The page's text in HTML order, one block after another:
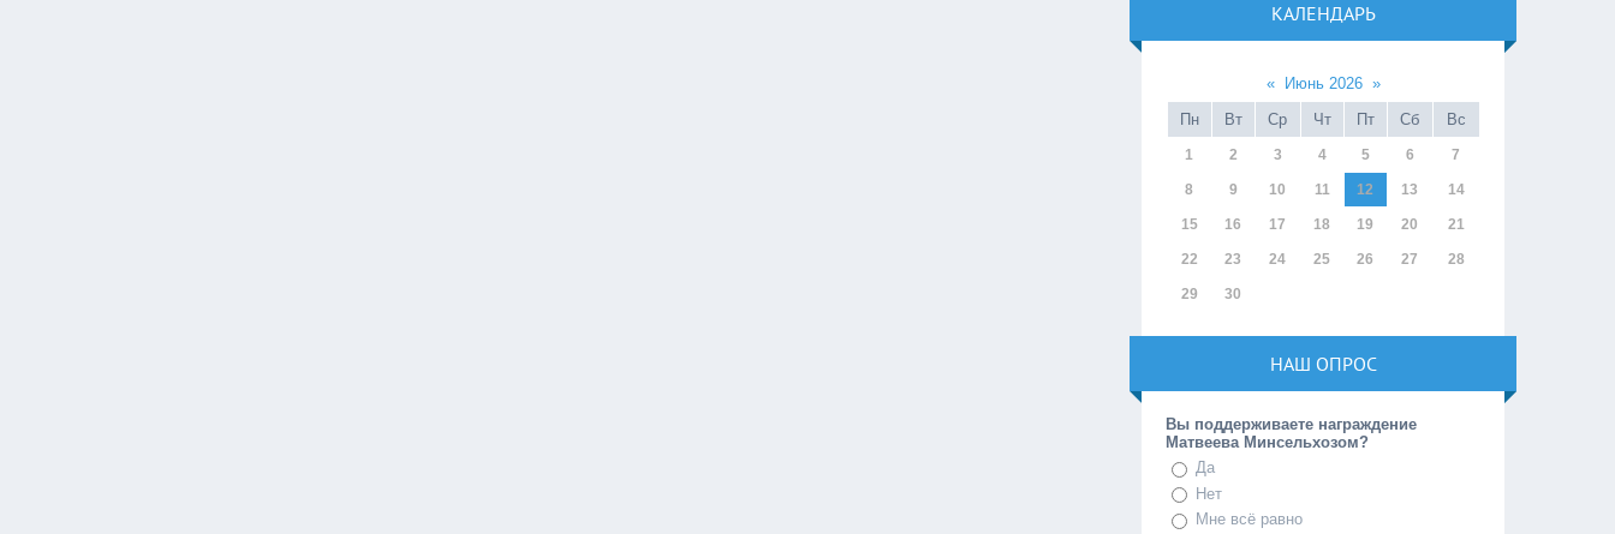
КАЛЕНДАРЬ
« Июнь 2026 »
Пн
Вт Ср Чт Пт Сб Вс
1 2 3 4 5 6 7
8 9 10 11 12 13 14
15 16 17 18 19 20 21
22 23 24 25 26 27 28
29 30
НАШ ОПРОС
Вы поддерживаете награждение
Матвеева Минсельхозом?
Да
Нет
Мне всё равно